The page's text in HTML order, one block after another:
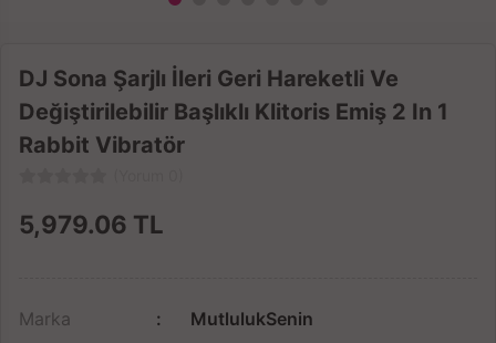
DJ Sona Şarjlı İleri Geri Hareketli Ve
Değiştirilebilir Başlıklı Klitoris Emiş 2 In 1
Rabbit Vibratör
5,979.06 TL
Marka
MutlulukSenin